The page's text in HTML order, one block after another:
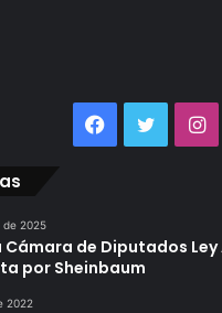
Facebook
Twitter
2025
Cámara de Diputados Ley
por Sheinbaum
2022